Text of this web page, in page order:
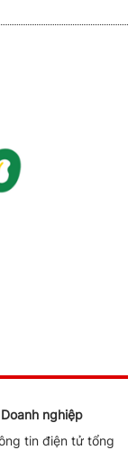
nghiệp
tin điện tử tổng